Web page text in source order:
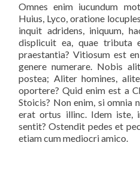
Omnes enim iucundum
Huius, Lyco, oratione
inquit adridens, iniquum,
displicuit ea, quae tributa
praestantia? Vitiosum est
genere numerare. Nobis
postea; Aliter homines,
oportere? Quid enim est a
Stoicis? Non enim, si omnia
erat ortus illinc. Idem iste,
sentit? Ostendit pedes et
etiam cum mediocri amico.